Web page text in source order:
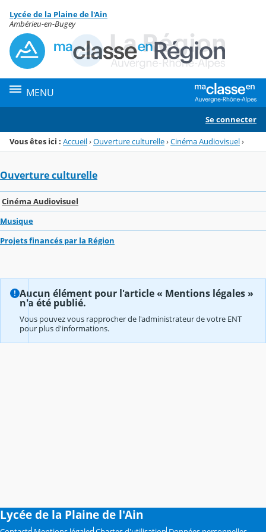
Menu de la rubrique
Contenu
Lycée de la Plaine de l'Ain
Ambérieu-en-Bugey
MENU
Se connecter
Vous êtes ici : Accueil›Ouverture culturelle›Cinéma Audiovisuel›
Ouverture culturelle
Cinéma Audiovisuel
Musique
Projets financés par la Région
Aucun élément pour l'article « Mentions légales »
n'a été publié.
Vous pouvez vous rapprocher de l'administrateur de votre ENT
pour plus d'informations.
Lycée de la Plaine de l'Ain